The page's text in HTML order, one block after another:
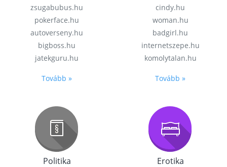
zsugabubus.hu
pokerface.hu
autoverseny.hu
bigboss.hu
jatekguru.hu
Tovább »
cindy.hu
woman.hu
badgirl.hu
internetszepe.hu
komolytalan.hu
Tovább »
Politika Erotika